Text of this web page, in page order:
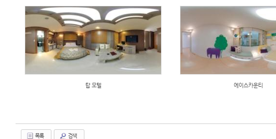
탑 모텔 에이스카운티
목록 검색